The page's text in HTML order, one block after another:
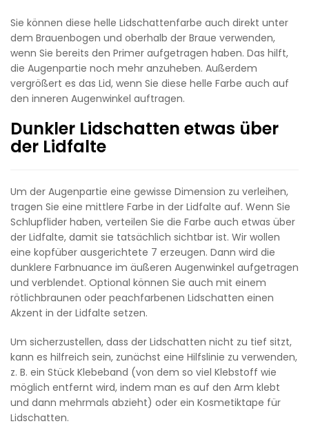
Sie können diese helle Lidschattenfarbe auch direkt unter
dem Brauenbogen und oberhalb der Braue verwenden,
wenn Sie bereits den Primer aufgetragen haben. Das hilft,
die Augenpartie noch mehr anzuheben. Außerdem
vergrößert es das Lid, wenn Sie diese helle Farbe auch auf
den inneren Augenwinkel auftragen.
Dunkler Lidschatten etwas über
der Lidfalte
Um der Augenpartie eine gewisse Dimension zu verleihen,
tragen Sie eine mittlere Farbe in der Lidfalte auf. Wenn Sie
Schlupflider haben, verteilen Sie die Farbe auch etwas über
der Lidfalte, damit sie tatsächlich sichtbar ist. Wir wollen
eine kopfüber ausgerichtete 7 erzeugen. Dann wird die
dunklere Farbnuance im äußeren Augenwinkel aufgetragen
und verblendet. Optional können Sie auch mit einem
rötlichbraunen oder peachfarbenen Lidschatten einen
Akzent in der Lidfalte setzen.
Um sicherzustellen, dass der Lidschatten nicht zu tief sitzt,
kann es hilfreich sein, zunächst eine Hilfslinie zu verwenden,
z. B. ein Stück Klebeband (von dem so viel Klebstoff wie
möglich entfernt wird, indem man es auf den Arm klebt
und dann mehrmals abzieht) oder ein Kosmetiktape für
Lidschatten.